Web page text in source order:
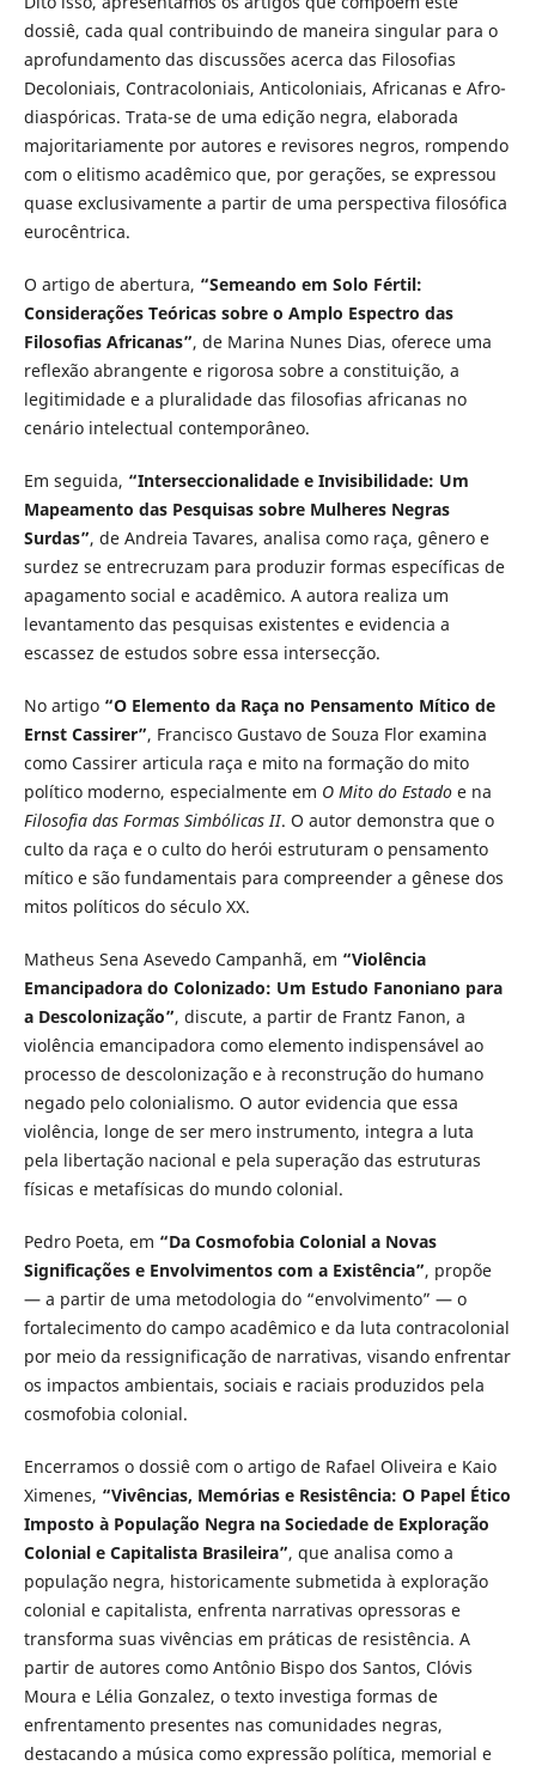
dossiê, cada qual contribuindo de maneira singular para o
aprofundamento das discussões acerca das Filosofias
Decoloniais, Contracoloniais, Anticoloniais, Africanas e Afro-
diaspóricas. Trata-se de uma edição negra, elaborada
majoritariamente por autores e revisores negros, rompendo
com o elitismo acadêmico que, por gerações, se expressou
quase exclusivamente a partir de uma perspectiva filosófica
eurocêntrica.
O artigo de abertura, “Semeando em Solo Fértil:
Considerações Teóricas sobre o Amplo Espectro das
Filosofias Africanas”, de Marina Nunes Dias, oferece uma
reflexão abrangente e rigorosa sobre a constituição, a
legitimidade e a pluralidade das filosofias africanas no
cenário intelectual contemporâneo.
Em seguida, “Interseccionalidade e Invisibilidade: Um
Mapeamento das Pesquisas sobre Mulheres Negras
Surdas”, de Andreia Tavares, analisa como raça, gênero e
surdez se entrecruzam para produzir formas específicas de
apagamento social e acadêmico. A autora realiza um
levantamento das pesquisas existentes e evidencia a
escassez de estudos sobre essa intersecção.
No artigo “O Elemento da Raça no Pensamento Mítico de
Ernst Cassirer”, Francisco Gustavo de Souza Flor examina
como Cassirer articula raça e mito na formação do mito
político moderno, especialmente em O Mito do Estadoe na
Filosofia das Formas Simbólicas II. O autor demonstra que o
culto da raça e o culto do herói estruturam o pensamento
mítico e são fundamentais para compreender a gênese dos
mitos políticos do século XX.
Matheus Sena Asevedo Campanhã, em “Violência
Emancipadora do Colonizado: Um Estudo Fanoniano para
a Descolonização”, discute, a partir de Frantz Fanon, a
violência emancipadora como elemento indispensável ao
processo de descolonização e à reconstrução do humano
negado pelo colonialismo. O autor evidencia que essa
violência, longe de ser mero instrumento, integra a luta
pela libertação nacional e pela superação das estruturas
físicas e metafísicas do mundo colonial.
Pedro Poeta, em “Da Cosmofobia Colonial a Novas
Significações e Envolvimentos com a Existência”, propõe
— a partir de uma metodologia do “envolvimento” — o
fortalecimento do campo acadêmico e da luta contracolonial
por meio da ressignificação de narrativas, visando enfrentar
os impactos ambientais, sociais e raciais produzidos pela
cosmofobia colonial.
Encerramos o dossiê com o artigo de Rafael Oliveira e Kaio
Ximenes, “Vivências, Memórias e Resistência: O Papel Ético
Imposto à População Negra na Sociedade de Exploração
Colonial e Capitalista Brasileira”, que analisa como a
população negra, historicamente submetida à exploração
colonial e capitalista, enfrenta narrativas opressoras e
transforma suas vivências em práticas de resistência. A
partir de autores como Antônio Bispo dos Santos, Clóvis
Moura e Lélia Gonzalez, o texto investiga formas de
enfrentamento presentes nas comunidades negras,
destacando a música como expressão política, memorial e